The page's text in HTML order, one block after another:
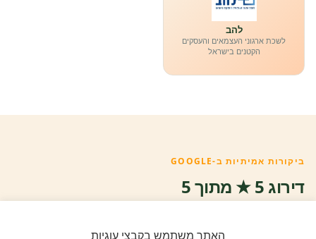
להב
לשכת ארגוני העצמאים והעסקים
הקטנים בישראל
ביקורות אמיתיות ב-GOOGLE
דירוג 5 ★ מתוך 5
האתר משתמש בקבצי עוגיות